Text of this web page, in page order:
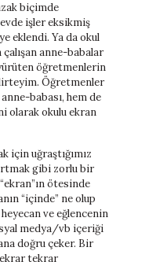
biçimde
işler eksikmiş
eklendi. Ya da okul
çalışan anne-babalar
öğretmenlerin
Öğretmenler
babası, hem de
olarak okulu ekran
için uğraştığımız
gibi zorlu bir
ötesinde
“içinde” ne olup
ve eğlencenin
medya/vb içeriği
doğru çeker. Bir
tekrar